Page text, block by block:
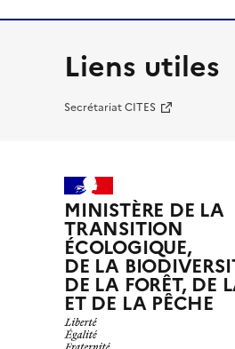
Liens utiles
Secrétariat CITES
MINISTÈRE DE LA
TRANSITION
ÉCOLOGIQUE,
DE LA
DE LA FORÊT, DE
ET DE LA PÊCHE